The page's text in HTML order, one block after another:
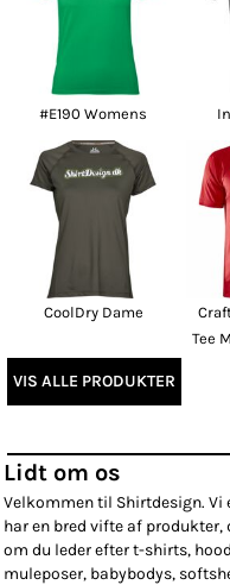
#E190 Womens
CoolDry Dame
Tee
VIS ALLE PRODUKTER
Lidt om os
Velkommen til Shirtdesign.
har en bred vifte af produkter,
om du leder efter t-shirts,
muleposer, babybodys,